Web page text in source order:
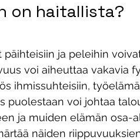
on haitallista?
päihteisiin ja peleihin
voi aiheuttaa vakavia
ihmissuhteisiin,
puolestaan voi johtaa
ja muiden elämän osa-
näiden